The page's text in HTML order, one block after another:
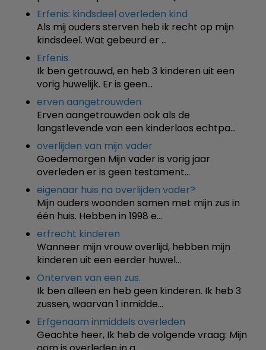
Erfenis: kindsdeel overleden kind
Als mij ouders sterven heb ik recht op mijn
kindsdeel. Wat gebeurd er …
Erfenis
Ik ben getrouwd, en heb 3 kinderen uit een
vorig huwelijk. Er is geen…
erven aangetrouwden
Erven aangetrouwden ook als de
langstlevende van een kinderloos echtpa…
overlijden van mijn vader
Goedemorgen Mijn vader is vorig jaar
overleden er is geen testament…
eigenaar huis na overlijden vader?
Mijn ouders woonden samen met mijn zus in
één huis. Hebben in 1998 e…
erfrecht kinderen
Wanneer mijn vrouw overlijd, hebben mijn
kinderen uit een eerder huwel…
Onterven van een zus.
Ik ben alleen en heb geen kinderen. Ik heb 3
zussen, waarvan 1 inmidde…
Erfgenaam inmiddels overleden
Geachte heer, Ik heb de volgende vraag: Mijn